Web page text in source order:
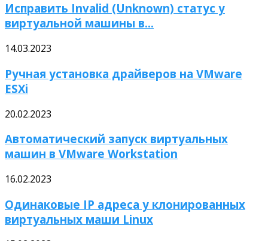
Исправить Invalid (Unknown) статус у
виртуальной машины в...
14.03.2023
Ручная установка драйверов на VMware
ESXi
20.02.2023
Автоматический запуск виртуальных
машин в VMware Workstation
16.02.2023
Одинаковые IP адреса у клонированных
виртуальных маши Linux